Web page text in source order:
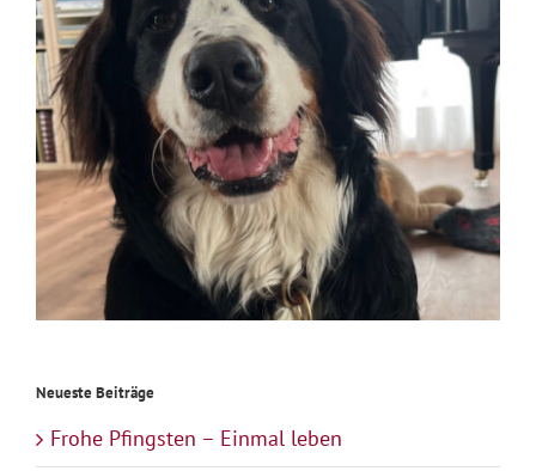
Neueste Beiträge
Frohe Pfingsten – Einmal leben